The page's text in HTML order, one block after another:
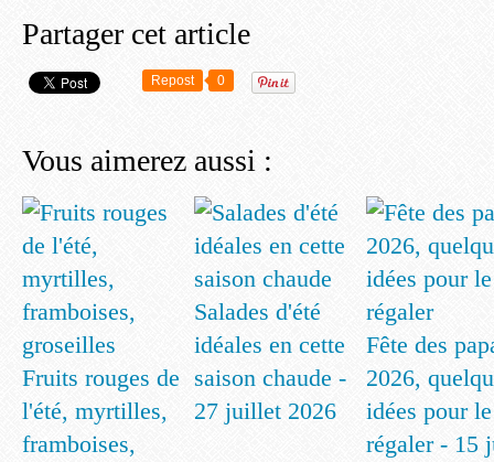
Partager cet article
Repost 0
Vous aimerez aussi :
Fruits rouges de
l'été, myrtilles,
framboises,
Salades d'été
idéales en cette
saison chaude -
27 juillet 2026
Fête des
2026,
idées pour le
régaler - 15